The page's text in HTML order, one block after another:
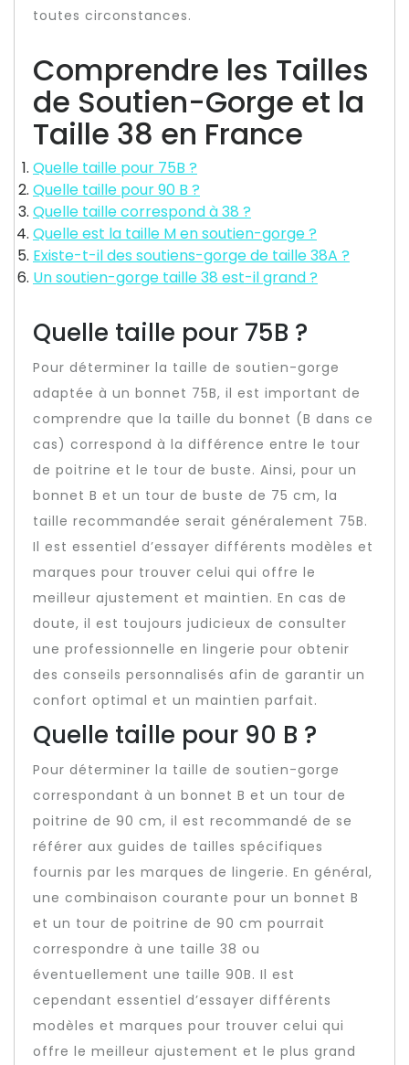
toutes circonstances.
Comprendre les Tailles
de Soutien-Gorge et la
Taille 38 en France
Quelle taille pour 75B ?
Quelle taille pour 90 B ?
Quelle taille correspond à 38 ?
Quelle est la taille M en soutien-gorge ?
Existe-t-il des soutiens-gorge de taille 38A ?
Un soutien-gorge taille 38 est-il grand ?
Quelle taille pour 75B ?
Pour déterminer la taille de soutien-gorge
adaptée à un bonnet 75B, il est important de
comprendre que la taille du bonnet (B dans ce
cas) correspond à la différence entre le tour
de poitrine et le tour de buste. Ainsi, pour un
bonnet B et un tour de buste de 75 cm, la
taille recommandée serait généralement 75B.
Il est essentiel d’essayer différents modèles et
marques pour trouver celui qui offre le
meilleur ajustement et maintien. En cas de
doute, il est toujours judicieux de consulter
une professionnelle en lingerie pour obtenir
des conseils personnalisés afin de garantir un
confort optimal et un maintien parfait.
Quelle taille pour 90 B ?
Pour déterminer la taille de soutien-gorge
correspondant à un bonnet B et un tour de
poitrine de 90 cm, il est recommandé de se
référer aux guides de tailles spécifiques
fournis par les marques de lingerie. En général,
une combinaison courante pour un bonnet B
et un tour de poitrine de 90 cm pourrait
correspondre à une taille 38 ou
éventuellement une taille 90B. Il est
cependant essentiel d’essayer différents
modèles et marques pour trouver celui qui
offre le meilleur ajustement et le plus grand